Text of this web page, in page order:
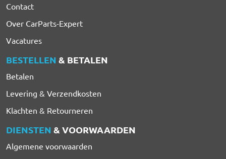
Contact
Over CarParts-Expert
Vacatures
BESTELLEN & BETALEN
Betalen
Levering & Verzendkosten
Klachten & Retourneren
DIENSTEN & VOORWAARDEN
Algemene voorwaarden